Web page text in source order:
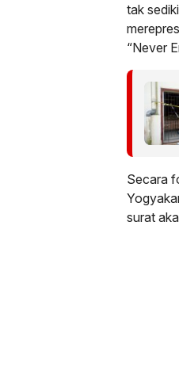
tak
“Never
Secara
surat